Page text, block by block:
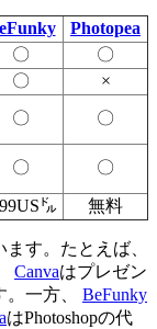
Photopea
〇
〇
〇
×
〇 〇
〇 〇
㌦ 無料
す。たとえば、
Canvaはプレゼン
一方、 BeFunky
はPhotoshopの代